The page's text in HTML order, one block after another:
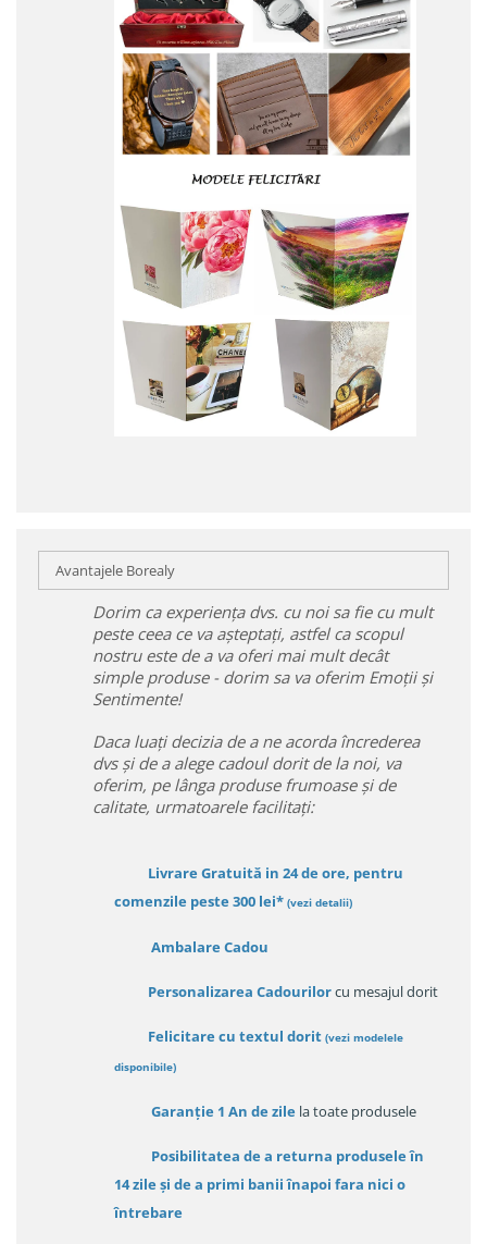
Avantajele Borealy
Dorim ca experiența dvs. cu noi sa fie cu mult
peste ceea ce va așteptați, astfel ca scopul
nostru este de a va oferi mai mult decât
simple produse - dorim sa va oferim Emoții și
Sentimente!
Daca luați decizia de a ne acorda încrederea
dvs și de a alege cadoul dorit de la noi, va
oferim, pe lânga produse frumoase și de
calitate, urmatoarele facilitați:
Livrare Gratuită in 24 de ore, pentru
comenzile peste 300 lei* (vezi detalii)
Ambalare Cadou
Personalizarea Cadourilorcu mesajul dorit
Felicitare cu textul dorit (vezi modelele
disponibile)
Garanție 1 An de zile la toate produsele
Posibilitatea de a returna produsele în
14 zileși de a primi banii înapoi fara nici o
întrebare